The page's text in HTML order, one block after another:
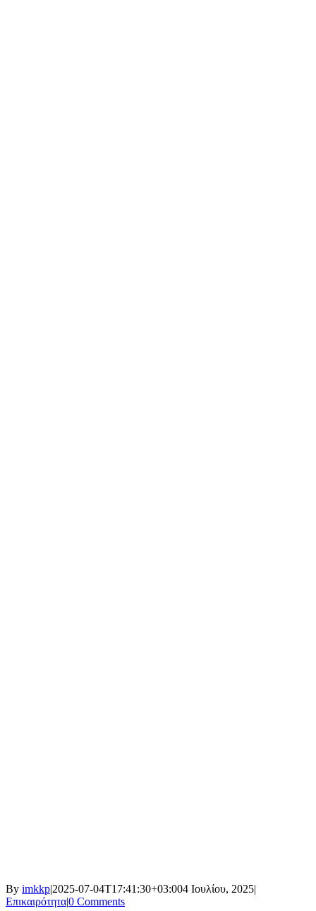
By imkkp|2025-07-04T17:41:30+03:004 Ιουλίου, 2025|
Επικαιρότητα|0 Comments